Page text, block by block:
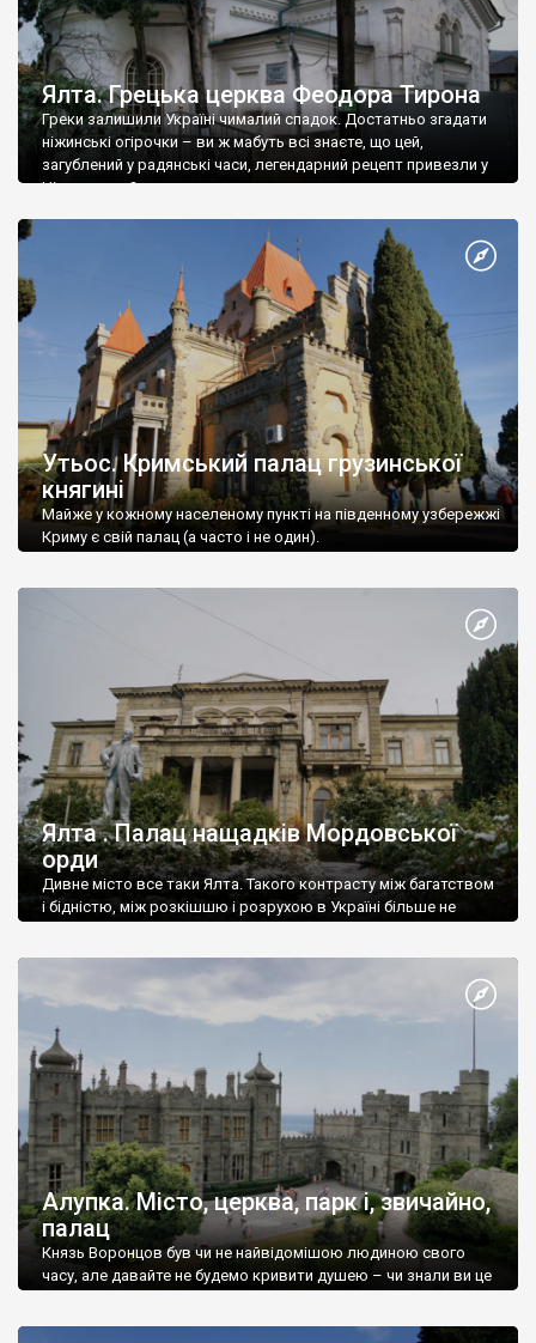
Ялта. Грецька церква Феодора Тирона
Греки залишили Україні чималий спадок. Достатньо згадати
ніжинські огірочки – ви ж мабуть всі знаєте, що цей,
загублений у радянські часи, легендарний рецепт привезли у
Ніжин греки?
Утьос. Кримський палац грузинської
княгині
Майже у кожному населеному пункті на південному узбережжі
Криму є свій палац (а часто і не один).
Ялта . Палац нащадків Мордовської
орди
Дивне місто все таки Ялта. Такого контрасту між багатством
і бідністю, між розкішшю і розрухою в Україні більше не
Алупка. Місто, церква, парк і, звичайно,
палац
Князь Воронцов був чи не найвідомішою людиною свого
часу, але давайте не будемо кривити душею – чи знали ви це